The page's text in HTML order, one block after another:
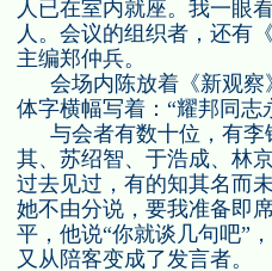
人已在室内就座。我一眼
人。会议的组织者，还有
主编郑仲兵。
会场内陈放着《新观
体字横幅写着：“耀邦同志
与会者有数十位，有
其、苏绍智、于浩成、林
过去见过，有的知其名而
她不由分说，要我准备即
平，他说“你就谈几句吧”
又从陪客变成了发言者。